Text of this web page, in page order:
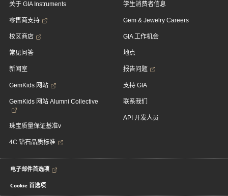
关于 GIA Instruments
零售商支持
校区商店
常见问答
新闻室
GemKids 网站
GemKids 网站 Alumni Collective
珠宝质量保证基准v
4C 钻石品质标准
学生消费者信息
Gem & Jewelry Careers
GIA 工作机会
地点
报告问题
支持 GIA
联系我们
API 开发人员
电子邮件首选项
Cookie 首选项